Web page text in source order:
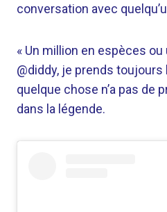
conversation avec
« Un million en espèces
@diddy, je prends
quelque chose n’a pas de
dans la légende.